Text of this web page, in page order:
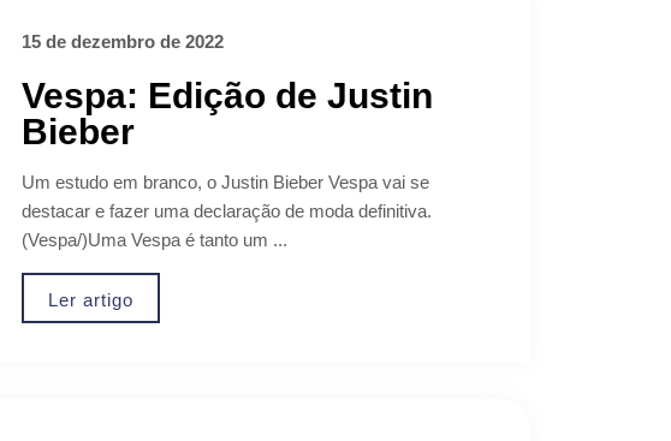
15 de dezembro de 2022
Vespa: Edição de Justin
Bieber
Um estudo em branco, o Justin Bieber Vespa vai se
destacar e fazer uma declaração de moda definitiva.
(Vespa/)Uma Vespa é tanto um ...
Ler artigo